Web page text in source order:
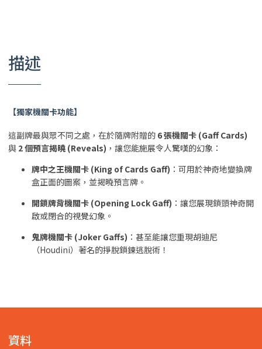
描述
【獨家機關卡功能】
這副牌最與眾不同之處，在於隨牌附贈的 6 張機關卡 (Gaff Cards)
與 2 個預言揭曉 (Reveals) ，讓您能施展令人驚嘆的幻象：
牌中之王機關卡 (King of Cards Gaff) ：可用於神奇地變換牌
盒正面的圖案，並揭曉預言牌。
開鎖牌背機關卡 (Opening Lock Gaff) ：讓您展現鎖頭神奇開
啟或閉合的視覺幻象。
鬼牌機關卡 (Joker Gaffs) ：甚至能讓您重現胡迪尼
（Houdini）著名的掙脫鎖鍊逃脫術！
資料